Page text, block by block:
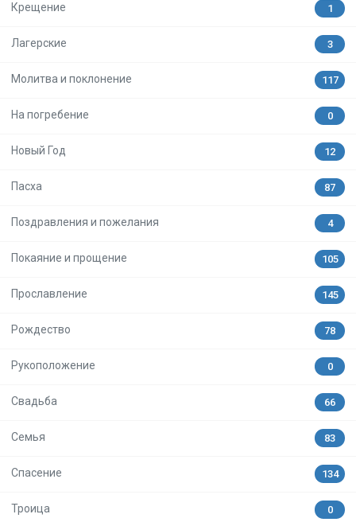
Крещение 1
Лагерские 3
Молитва и поклонение 117
На погребение 0
Новый Год 12
Пасха 87
Поздравления и пожелания 4
Покаяние и прощение 105
Прославление 145
Рождество 78
Рукоположение 0
Свадьба 66
Семья 83
Спасение 134
Троица 0